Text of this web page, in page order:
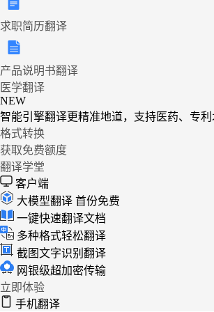
求职简历翻译
产品说明书翻译
医学翻译
NEW
智能引擎翻译更精准地道，支持医药、专
格式转换
获取免费额度
翻译学堂
客户端
大模型翻译 首份免费
一键快速翻译文档
多种格式轻松翻译
截图文字识别翻译
网银级超加密传输
立即体验
手机翻译